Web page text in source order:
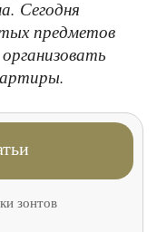
Сегодня
предметов
зонтов